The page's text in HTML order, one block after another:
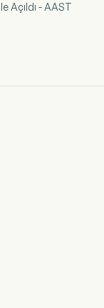
Açıldı - AAST